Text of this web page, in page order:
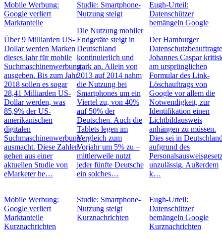
Mobile Werbung:
Google verliert
Marktanteile
Über 9 Milliarden US-
Dollar werden Marken
dieses Jahr für mobile
Suchmaschinenwerbung
ausgeben. Bis zum Jahr
2018 sollen es sogar
28,41 Milliarden US-
Dollar werden, was
85,9% der US-
amerikanischen
digitalen
Suchmaschinenwerbung
ausmacht. Diese Zahlen
gehen aus einer
aktuellen Studie von
eMarketer he…
Mobile Werbung:
Google verliert
Marktanteile
Kurznachrichten
Studie: Smartphone-
Nutzung steigt
Die Nutzung mobiler
Endgeräte steigt in
Deutschland
kontinuierlich und
stark an. Allein von
2013 auf 2014 nahm
die Nutzung bei
Smartphones um ein
Viertel zu, von 40%
auf 50% der
Deutschen. Auch die
Tablets legen im
Vergleich zum
Vorjahr um 5% zu –
mittlerweile nutzt
jeder fünfte Deutsche
ein solches…
Studie: Smartphone-
Nutzung steigt
Kurznachrichten
Eugh-Urteil:
Datenschützer
bemängeln Google
Der Hamburger
Johannes Caspar
am ursprünglichen
Formular des Link-
Löschauftrags von
Google vor allem die
Notwendigkeit, zur
Identifikation einen
Lichtbildausweis
anhängen zu müssen.
Dies sei in
aufgrund des
unzulässig. Außerdem
k…
Eugh-Urteil:
Datenschützer
bemängeln Google
Kurznachrichten